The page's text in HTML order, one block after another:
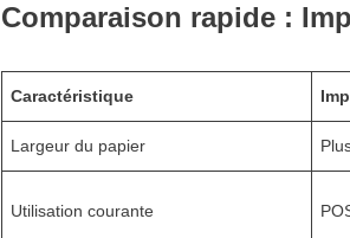
Comparaison rapide :
Caractéristique
Largeur du papier
Utilisation courante